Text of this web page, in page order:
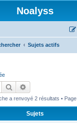
Noalyss
Sujets actifs
Rechercher
a renvoyé 2 résultats • Page
Sujets